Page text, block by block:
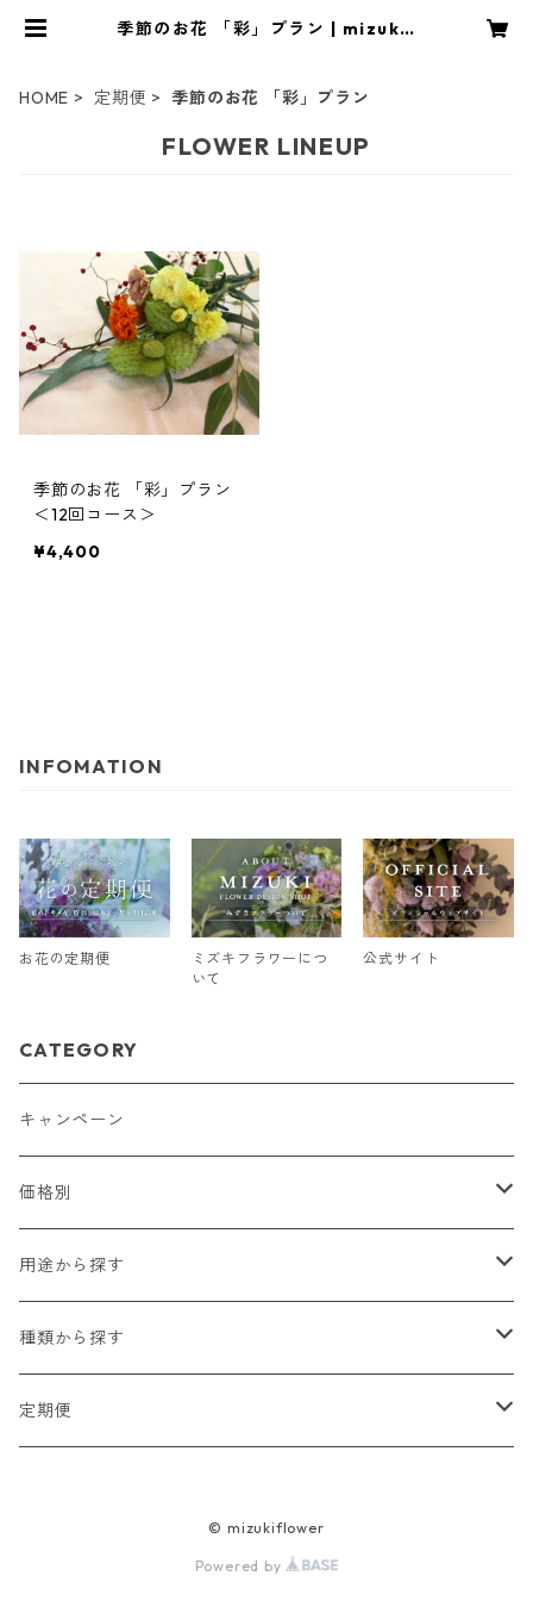
季節のお花 「彩」プラン | mizukif
HOME 定期便 季節のお花 「彩」プラン
FLOWER LINEUP
季節のお花 「彩」プラン
＜12回コース＞
¥4,400
INFOMATION
お花の定期便
ミズキフラワーにつ
いて
公式サイト
CATEGORY
キャンペーン
価格別
2,000円以下
2,000円〜5,000円
5,000円〜10,000円
用途から探す
贈り物（お祝い・お見舞い・プレゼント）
自宅用
種類から探す
生花
定期便
© mizukiflower
Powered by